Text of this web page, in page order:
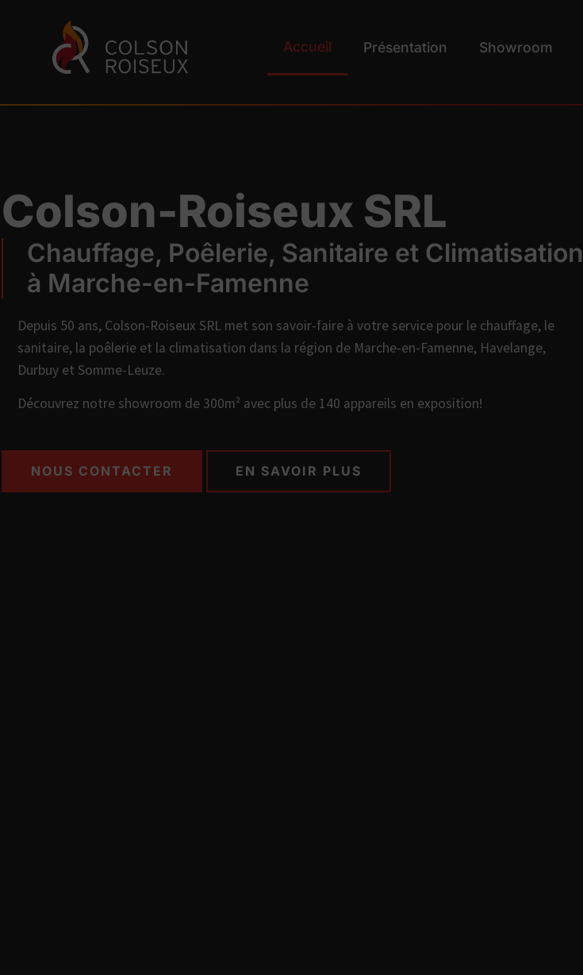
Accueil Présentation Showroom
Colson-Roiseux SRL
Chauffage, Poêlerie, Sanitaire et Climatisation
à Marche-en-Famenne
Depuis 50 ans, Colson-Roiseux SRL met son savoir-faire à votre service pour le chauffage, le
sanitaire, la poêlerie et la climatisation dans la région de Marche-en-Famenne, Havelange,
Durbuy et Somme-Leuze.
Découvrez notre showroom de 300m² avec plus de 140 appareils en exposition!
NOUS CONTACTER EN SAVOIR PLUS